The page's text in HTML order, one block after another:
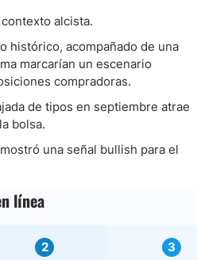
alcista.
histórico, acompañado de una
marcarían un escenario
compradoras.
de tipos en septiembre atrae
bolsa.
una señal bullish para el
línea
2 3